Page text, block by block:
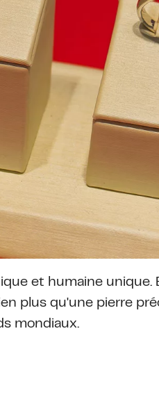
et humaine unique.
plus qu'une pierre
mondiaux.